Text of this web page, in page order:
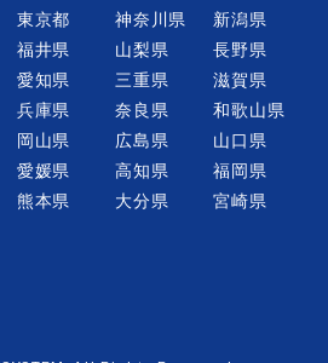
家電配送・設置
コールセンター
ア メンテナンススタッフ
テクニカルサポート
東京都 神奈川県
新潟県
福井県 山梨県
長野県
愛知県 三重県
滋賀県
兵庫県 奈良県
和歌山県
岡山県 広島県
山口県
愛媛県 高知県
福岡県
熊本県 大分県
宮崎県